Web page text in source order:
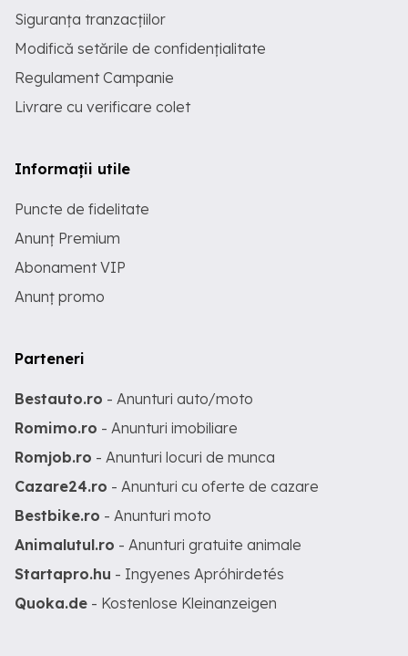
Siguranța tranzacțiilor
Modifică setările de confidențialitate
Regulament Campanie
Livrare cu verificare colet
Informații utile
Puncte de fidelitate
Anunț Premium
Abonament VIP
Anunț promo
Parteneri
Bestauto.ro - Anunturi auto/moto
Romimo.ro - Anunturi imobiliare
Romjob.ro - Anunturi locuri de munca
Cazare24.ro - Anunturi cu oferte de cazare
Bestbike.ro - Anunturi moto
Animalutul.ro - Anunturi gratuite animale
Startapro.hu - Ingyenes Apróhirdetés
Quoka.de - Kostenlose Kleinanzeigen